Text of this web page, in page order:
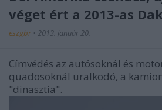
véget ért a 2013-as
eszgbr • 2013. január 20.
Címvédés az autósoknál és
quadosoknál uralkodó, a
"dinasztia".